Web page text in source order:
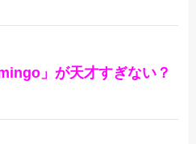
」が天才すぎない？